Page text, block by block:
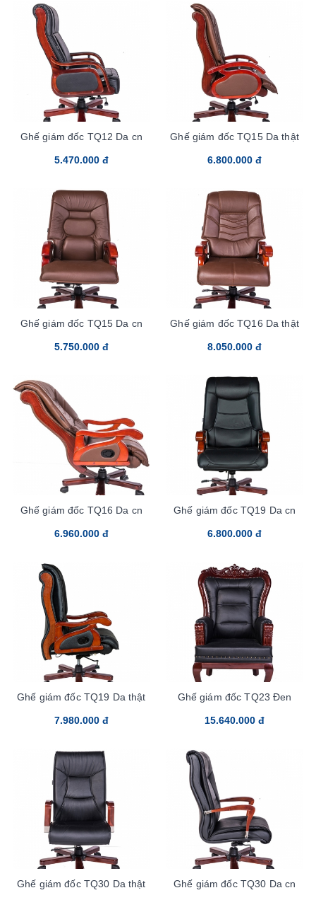
Ghế giám đốc TQ12 Da cn
5.470.000 đ
Ghế giám đốc TQ15 Da thật
6.800.000 đ
Ghế giám đốc TQ15 Da cn
5.750.000 đ
Ghế giám đốc TQ16 Da thật
8.050.000 đ
Ghế giám đốc TQ16 Da cn
6.960.000 đ
Ghế giám đốc TQ19 Da cn
6.800.000 đ
Ghế giám đốc TQ19 Da thật
7.980.000 đ
Ghế giám đốc TQ23 Đen
15.640.000 đ
Ghế giám đốc TQ30 Da thật Ghế giám đốc TQ30 Da cn